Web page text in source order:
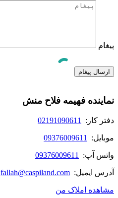
پیغام
نماینده فهیمه فلاح منش
دفتر کار: 02191090611
موبایل: 09376009611
واتس آپ: 09376009611
آدرس ایمیل: fallah@caspiland.com
مشاهده املاک من